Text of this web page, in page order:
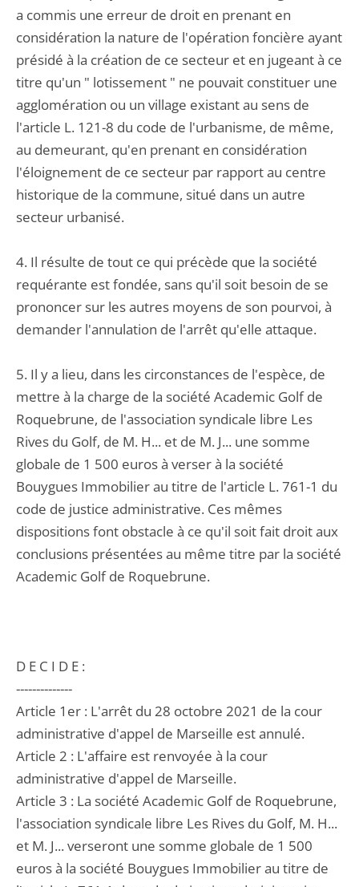
a commis une erreur de droit en prenant en
considération la nature de l'opération foncière ayant
présidé à la création de ce secteur et en jugeant à ce
titre qu'un " lotissement " ne pouvait constituer une
agglomération ou un village existant au sens de
l'article L. 121-8 du code de l'urbanisme, de même,
au demeurant, qu'en prenant en considération
l'éloignement de ce secteur par rapport au centre
historique de la commune, situé dans un autre
secteur urbanisé.
4. Il résulte de tout ce qui précède que la société
requérante est fondée, sans qu'il soit besoin de se
prononcer sur les autres moyens de son pourvoi, à
demander l'annulation de l'arrêt qu'elle attaque.
5. Il y a lieu, dans les circonstances de l'espèce, de
mettre à la charge de la société Academic Golf de
Roquebrune, de l'association syndicale libre Les
Rives du Golf, de M. H... et de M. J... une somme
globale de 1 500 euros à verser à la société
Bouygues Immobilier au titre de l'article L. 761-1 du
code de justice administrative. Ces mêmes
dispositions font obstacle à ce qu'il soit fait droit aux
conclusions présentées au même titre par la société
Academic Golf de Roquebrune.
D E C I D E :
--------------
Article 1er : L'arrêt du 28 octobre 2021 de la cour
administrative d'appel de Marseille est annulé.
Article 2 : L'affaire est renvoyée à la cour
administrative d'appel de Marseille.
Article 3 : La société Academic Golf de Roquebrune,
l'association syndicale libre Les Rives du Golf, M. H...
et M. J... verseront une somme globale de 1 500
euros à la société Bouygues Immobilier au titre de